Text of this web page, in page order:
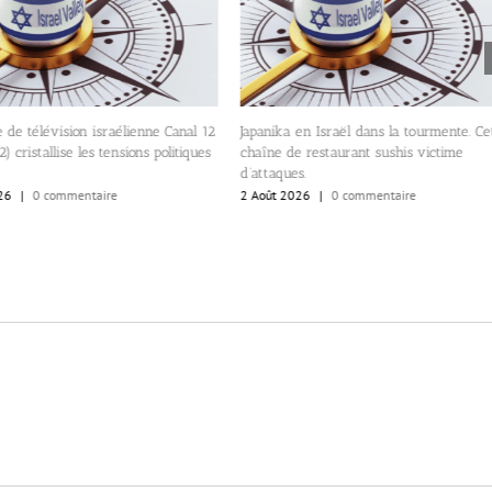
de télévision israélienne Canal 12
cristallise les tensions politiques
| 0 commentaire
Japanika en Israël dans la tourmente.
chaîne de restaurant sushis victime
d’attaques.
2 Août 2026 | 0 commentaire